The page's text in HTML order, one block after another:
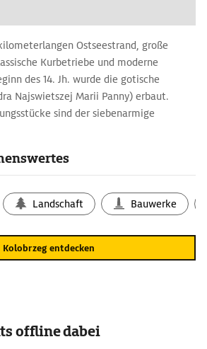
Ostseestrand, große
Kurbetriebe und moderne
des 14. Jh. wurde die gotische
Najswietszej Marii Panny) erbaut.
sind der siebenarmige
geschmückter Kronleuchter (16. Jh.).
Schinkel. Ein mittelalterlicher
des 17. Jh. sind Wahrzeichen der
Landschaft Bauwerke
Kolobrzeg entdecken
offline dabei